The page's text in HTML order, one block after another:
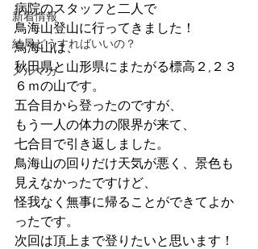
新着情報
結局どうすればいいの？
メルマガ
病院のスタッフと二人で
鳥海山登山に行ってきました！
鳥海山は、
秋田県と山形県にまたがる標高２,２３
６ｍの山です。
五合目から登ったのですが、
もう一人の体力の限界が来て、
七合目で引き返しました。
鳥海山の回りだけ天気が悪く、景色も
見えなかったですけど、
怪我なく無事に帰ることができてよか
ったです。
次回は頂上まで登りたいと思います！